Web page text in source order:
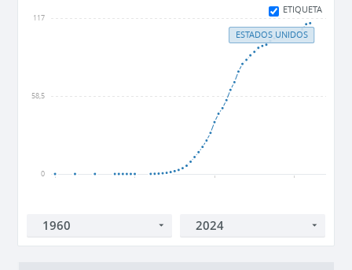
ETIQUETA
0
58,5
117
ESTADOS UNIDOS